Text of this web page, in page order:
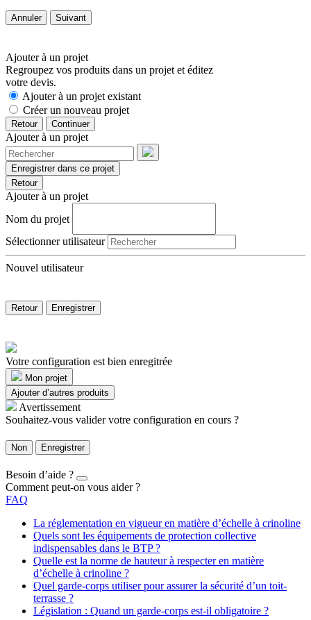
Annuler Suivant
Ajouter à un projet
Regroupez vos produits dans un projet et éditez
votre devis.
Ajouter à un projet existant
Créer un nouveau projet
Retour Continuer
Ajouter à un projet
Enregistrer dans ce projet
Retour
Ajouter à un projet
Nom du projet
Sélectionner utilisateur
Nouvel utilisateur
Retour Enregistrer
Votre configuration est bien enregitrée
Mon projet
Ajouter d’autres produits
Avertissement
Souhaitez-vous valider votre configuration en cours ?
Non Enregistrer
Besoin d’aide ?
Comment peut-on vous aider ?
FAQ
La réglementation en vigueur en matière d’échelle à crinoline
Quels sont les équipements de protection collective
indispensables dans le BTP ?
Quelle est la norme de hauteur à respecter en matière
d’échelle à crinoline ?
Quel garde-corps utiliser pour assurer la sécurité d’un toit-
terrasse ?
Législation : Quand un garde-corps est-il obligatoire ?